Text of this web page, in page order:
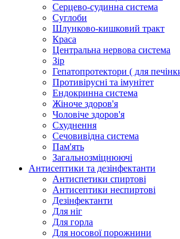
Серцево-судинна система
Суглоби
Шлунково-кишковий тракт
Краса
Центральна нервова система
Зір
Гепатопротектори ( для
Противірусні та імунітет
Ендокринна система
Жіноче здоров'я
Чоловіче здоров'я
Схуднення
Сечовивідна система
Пам'ять
Загальнозміцнюючі
Антисептики та дезінфектанти
Антиспетики спиртові
Антисептики неспиртові
Дезінфектанти
Для ніг
Для горла
Для носової порожнини